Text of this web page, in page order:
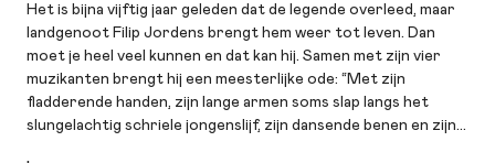
Het is bijna vijftig jaar geleden dat de legende overleed, maar
landgenoot Filip Jordens brengt hem weer tot leven. Dan
moet je heel veel kunnen en dat kan hij. Samen met zijn vier
muzikanten brengt hij een meesterlijke ode: “Met zijn
fladderende handen, zijn lange armen soms slap langs het
slungelachtig schriele jongenslijf, zijn dansende benen en zijn